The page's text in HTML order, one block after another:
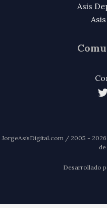
Asis
JorgeAsisDigital.com / 2005 -
Desarrollado